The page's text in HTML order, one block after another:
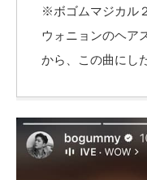
※ボゴムマジカル
ウォニョンのヘア
から、この曲にし